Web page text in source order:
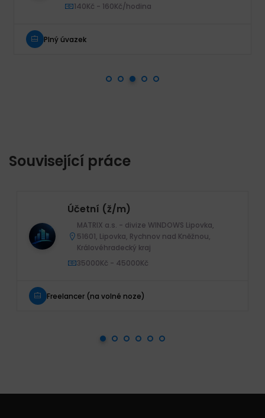
140Kč - 160Kč/hodina
Plný úvazek
Související práce
Účetní (ž/m)
MATRIX a.s. - divize WINDOWS Lipovka,
51601, Lipovka, Rychnov nad Kněžnou,
Královéhradecký kraj
35000Kč - 45000Kč
Freelancer (na volné noze)